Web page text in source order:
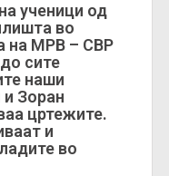
ученици од
во
на МРВ – СВР
сите
наши
Зоран
цртежите.
и
во